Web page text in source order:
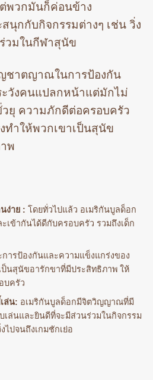
พวกมันก็ค่อนข้าง
นุกกับกิจกรรมต่างๆ เช่น วิ่ง
วมในกีฬาสุนัข
ชาตญาณในการป้องกัน
ะวังคนแปลกหน้าแต่มักไม่
วยุ ความภักดีต่อครอบครัว
ทำให้พวกเขาเป็นสุนัข
พ
ง่าย : โดยทั่วไปแล้ว อเมริกันบูลด็อก
เข้ากันได้ดีกับครอบครัว รวมถึงเด็ก
ารป้องกันและความแข็งแกร่งของ
นสุนัขอารักขาที่มีประสิทธิภาพ ให้
บครัว
ล่น: อเมริกันบูลด็อกมีจิตวิญญาณที่มี
เล่นและยินดีที่จะมีส่วนร่วมในกิจกรรม
ไปจนถึงเกมชักเย่อ